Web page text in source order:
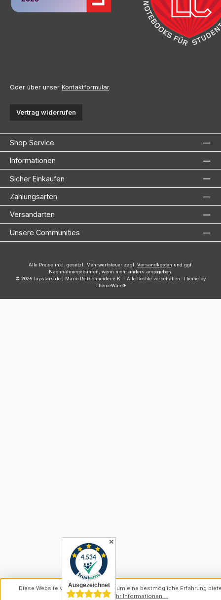
Oder über unser Kontaktformular.
Vertrag widerrufen
Shop Service
Informationen
Sicher Einkaufen
Zahlungsarten
Versandarten
Unsere Communities
Alle Preise inkl. gesetzl. Mehrwertsteuer zzgl. Versandkosten und ggf.
Nachnahmegebühren, wenn nicht anders angegeben.
© 2026 lapstars.de | Mario Reifschneider e.K. - Alle Rechte vorbehalten. Theme by
ThemeWare®
✕
Diese Website verwendet Cookies, um eine bestmögliche Erfahrung
können.Mehr Informationen ...